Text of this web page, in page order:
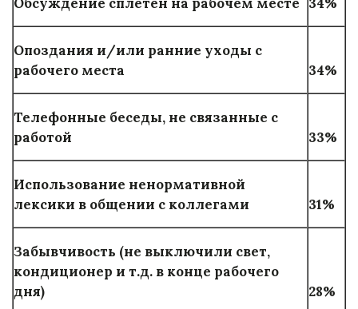
Опоздания и/или ранние уходы с
рабочего места
34%
Телефонные беседы, не связанные с
работой
33%
Использование ненормативной
лексики в общении с коллегами
31%
Забывчивость (не выключили свет,
кондиционер и т.д. в конце рабочего
дня)
28%